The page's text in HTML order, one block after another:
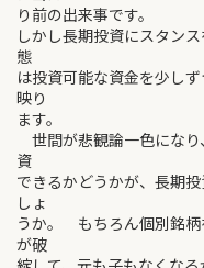
り前の出来事です。
しかし長期投資にスタン
態
は投資可能な資金を少し
映り
ます。
世間が悲観論一色にな
資
できるかどうかが、長期
しょ
うか。 もちろん個別銘柄
が破